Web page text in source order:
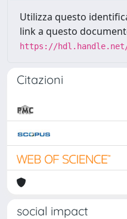
Utilizza questo
link a questo
https://hdl.handle.net/
Citazioni
social impact